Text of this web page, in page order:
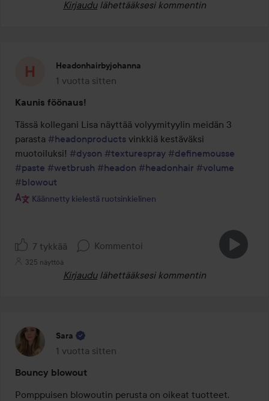
Kirjaudu lähettääksesi kommentin
Headonhairbyjohanna
1 vuotta sitten
Viesti luotiin 1 vuotta sitten
Kaunis föönaus!
Tässä kollegani Lisa näyttää volyymityylin meidän 3
parasta #headonproducts vinkkiä kestäväksi
muotoiluksi! #dyson #texturespray #definemousse
#paste #wetbrush #headon #headonhair #volume
#blowout
Käännetty kielestä ruotsinkielinen
7 tykkää Kommentoi
325 näyttöä
Kirjaudu lähettääksesi kommentin
Sara
1 vuotta sitten
Viesti luotiin 1 vuotta sitten
Bouncy blowout
Pomppuisen blowoutin perusta on oikeat tuotteet.